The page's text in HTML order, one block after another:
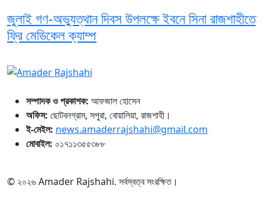
জুলাই গণ-অভ্যুত্থান দিবস উপলক্ষে ইবনে সিনা রাজশাহীতে
ফ্রি মেডিকেল ক্যাম্প
সম্পাদক ও প্রকাশক: আফজাল হোসেন
অফিস: ছোটবনগ্রাম, সপুরা, বোয়ালিয়া, রাজশাহী।
ই-মেইল: news.amaderrajshahi@gmail.com
মোবাইল: ০১৭১১৩৫৫৩৮৮
© ২০২৬ Amader Rajshahi. সর্বস্বত্ব সংরক্ষিত।